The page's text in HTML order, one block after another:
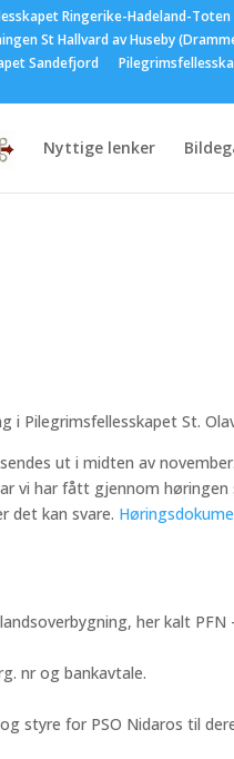
Ringerike-Hadeland-Toten
St Hallvard av Huseby
Sandefjord
Nyttige lenker
i Pilegrimsfellesskapet St.
ut i midten av november.
vi har fått gjennom høringen
det kan svare.
her kalt PFN
nr og bankavtale.
styre for PSO Nidaros til